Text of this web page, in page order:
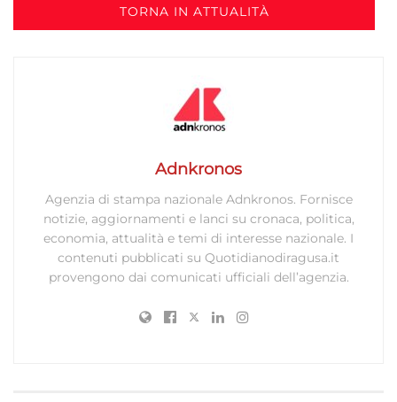
TORNA IN ATTUALITÀ
Adnkronos
Agenzia di stampa nazionale Adnkronos. Fornisce
notizie, aggiornamenti e lanci su cronaca, politica,
economia, attualità e temi di interesse nazionale. I
contenuti pubblicati su Quotidianodiragusa.it
provengono dai comunicati ufficiali dell’agenzia.